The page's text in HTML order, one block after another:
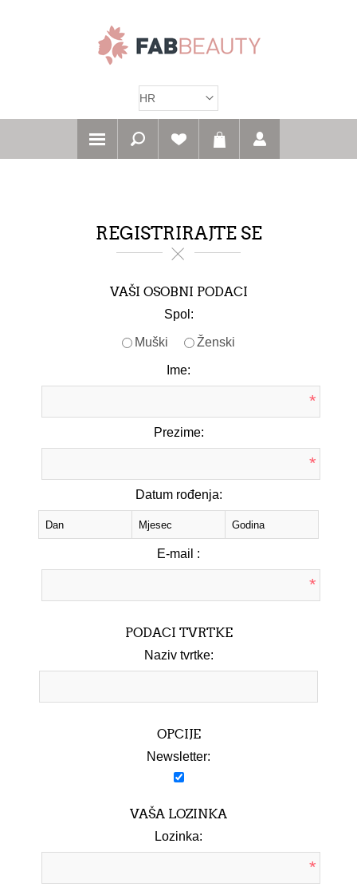
REGISTRIRAJTE SE
VAŠI OSOBNI PODACI
Spol:
Muški Ženski
Ime:
*
Prezime:
*
Datum rođenja:
E-mail :
*
PODACI TVRTKE
Naziv tvrtke:
OPCIJE
Newsletter:
VAŠA LOZINKA
Lozinka:
*